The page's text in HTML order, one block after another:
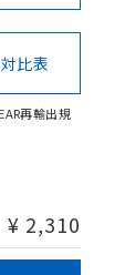
比表
再輸出規
¥ 2,310